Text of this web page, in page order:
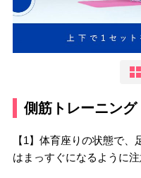
側筋トレーニング
【1】体育座りの状態で
はまっすぐになるように